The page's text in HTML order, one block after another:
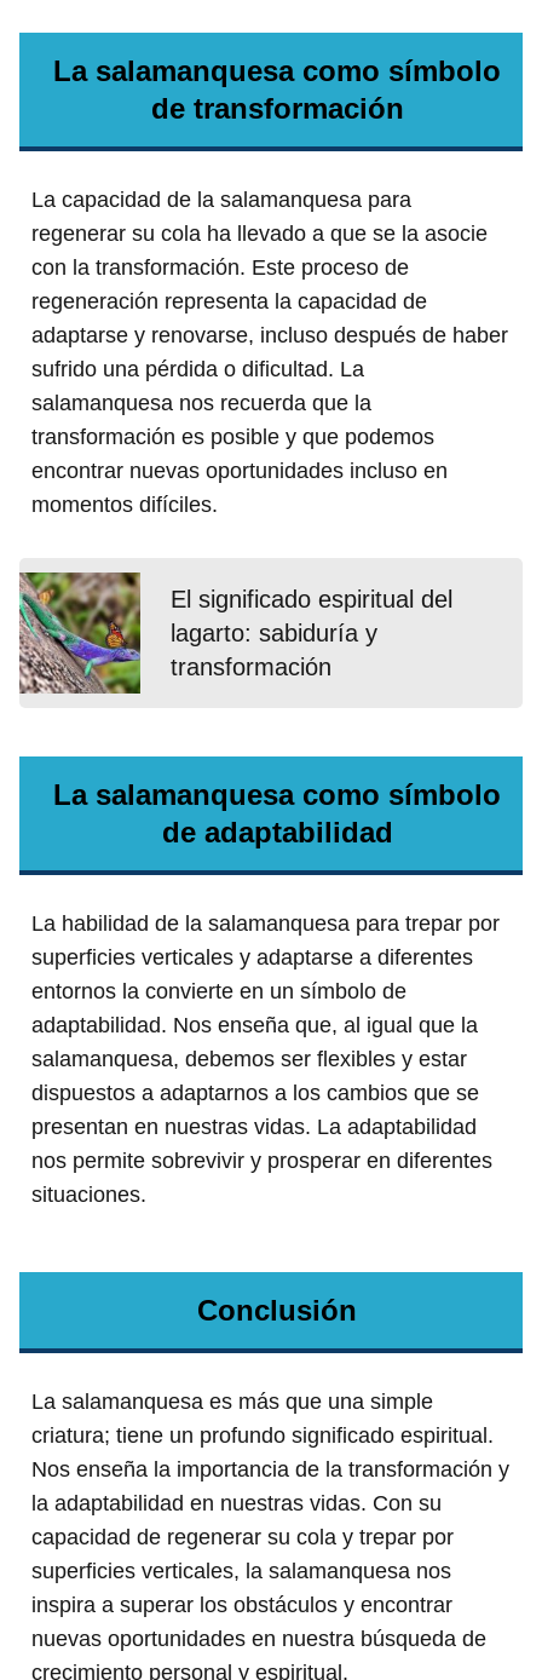
La salamanquesa como símbolo
de transformación
La capacidad de la salamanquesa para
regenerar su cola ha llevado a que se la asocie
con la transformación. Este proceso de
regeneración representa la capacidad de
adaptarse y renovarse, incluso después de haber
sufrido una pérdida o dificultad. La
salamanquesa nos recuerda que la
transformación es posible y que podemos
encontrar nuevas oportunidades incluso en
momentos difíciles.
El significado espiritual del
lagarto: sabiduría y
transformación
La salamanquesa como símbolo
de adaptabilidad
La habilidad de la salamanquesa para trepar por
superficies verticales y adaptarse a diferentes
entornos la convierte en un símbolo de
adaptabilidad. Nos enseña que, al igual que la
salamanquesa, debemos ser flexibles y estar
dispuestos a adaptarnos a los cambios que se
presentan en nuestras vidas. La adaptabilidad
nos permite sobrevivir y prosperar en diferentes
situaciones.
Conclusión
La salamanquesa es más que una simple
criatura; tiene un profundo significado espiritual.
Nos enseña la importancia de la transformación y
la adaptabilidad en nuestras vidas. Con su
capacidad de regenerar su cola y trepar por
superficies verticales, la salamanquesa nos
inspira a superar los obstáculos y encontrar
nuevas oportunidades en nuestra búsqueda de
crecimiento personal y espiritual.